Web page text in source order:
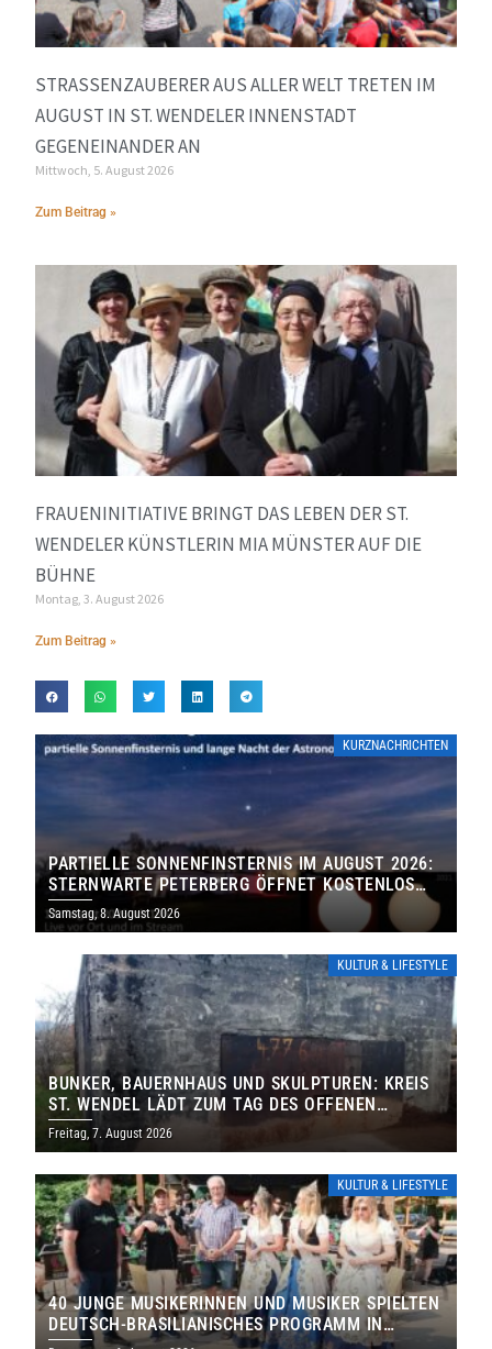
STRASSENZAUBERER AUS ALLER WELT TRETEN IM A
UGUST IN ST. WENDELER INNENSTADT G
EGENEINANDER AN
Mittwoch, 5. August 2026
Zum Beitrag »
FRAUENINITIATIVE BRINGT DAS LEBEN DER ST.
WENDELER KÜNSTLERIN MIA MÜNSTER AUF DIE
BÜHNE
Montag, 3. August 2026
Zum Beitrag »
KURZNACHRICHTEN
PARTIELLE SONNENFINSTERNIS IM AUGUST 2026:
STERNWARTE PETERBERG ÖFFNET KOSTENLOS
IHRE TORE
Samstag, 8. August 2026
KULTUR & LIFESTYLE
BUNKER, BAUERNHAUS UND SKULPTUREN: KREIS
ST. WENDEL LÄDT ZUM TAG DES OFFENEN
DENKMALS EIN
Freitag, 7. August 2026
KULTUR & LIFESTYLE
40 JUNGE MUSIKERINNEN UND MUSIKER SPIELTEN
DEUTSCH-BRASILIANISCHES PROGRAMM IN